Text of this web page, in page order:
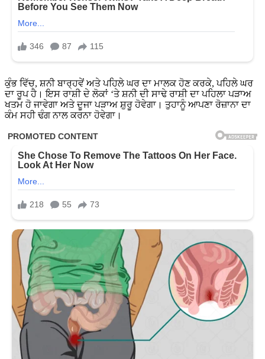
ਕੁੰਭ ਵਿੱਚ, ਸ਼ਨੀ ਬਾਰ੍ਹਵੇਂ ਅਤੇ ਪਹਿਲੇ ਘਰ ਦਾ ਮਾਲਕ ਹੋਣ ਕਰਕੇ, ਪਹਿਲੇ ਘਰ
ਦਾ ਰੂਪ ਹੈ। ਇਸ ਰਾਸ਼ੀ ਦੇ ਲੋਕਾਂ ‘ਤੇ ਸ਼ਨੀ ਦੀ ਸਾਢੇ ਰਾਸ਼ੀ ਦਾ ਪਹਿਲਾ ਪੜਾਅ
ਖਤਮ ਹੋ ਜਾਵੇਗਾ ਅਤੇ ਦੂਜਾ ਪੜਾਅ ਸ਼ੁਰੂ ਹੋਵੇਗਾ। ਤੁਹਾਨੂੰ ਆਪਣਾ ਰੋਜ਼ਾਨਾ ਦਾ
ਕੰਮ ਸਹੀ ਢੰਗ ਨਾਲ ਕਰਨਾ ਹੋਵੇਗਾ।